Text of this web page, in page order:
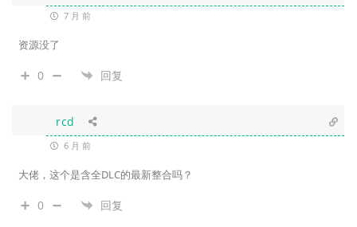
7 月 前
资源没了
0 回复
rcd
6 月 前
大佬，这个是含全DLC的最新整合吗？
0 回复